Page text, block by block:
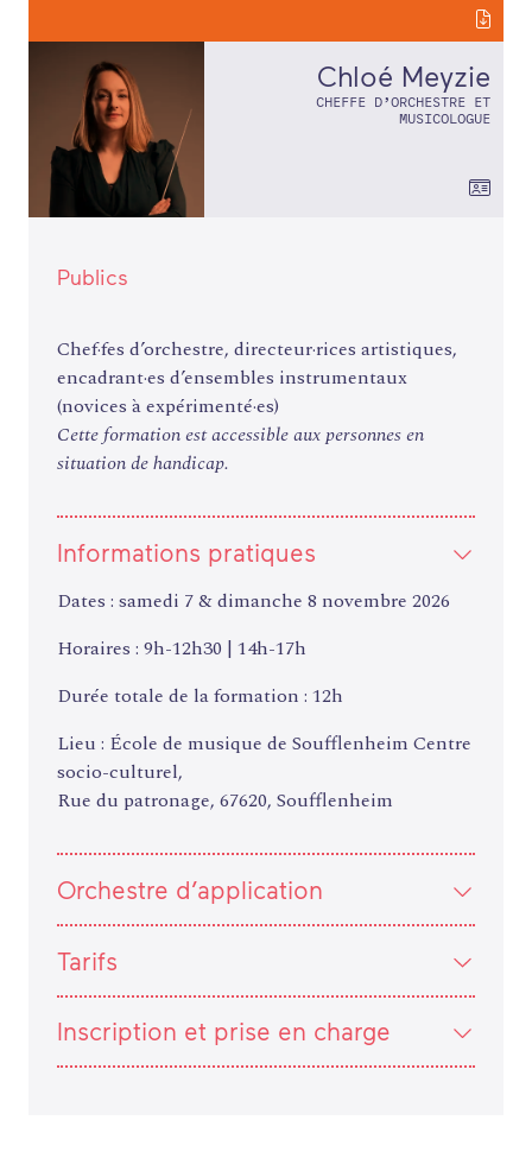
Chloé Meyzie
CHEFFE D’ORCHESTRE ET
MUSICOLOGUE
Publics
Chef·fes d’orchestre, directeur·rices artistiques,
encadrant·es d’ensembles instrumentaux
(novices à expérimenté·es)
Cette formation est accessible aux personnes en
situation de handicap.
Informations pratiques
Dates : samedi 7 & dimanche 8 novembre 2026
Horaires : 9h-12h30 | 14h-17h
Durée totale de la formation : 12h
Lieu : École de musique de Soufflenheim Centre
socio-culturel,
Rue du patronage, 67620, Soufflenheim
Orchestre d’application
Tarifs
Inscription et prise en charge